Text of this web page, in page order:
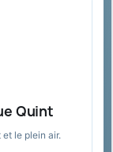
Quint
le plein air.